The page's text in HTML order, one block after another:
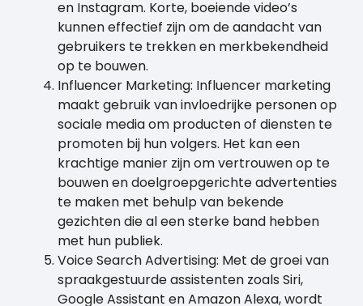
en Instagram. Korte, boeiende video’s
kunnen effectief zijn om de aandacht van
gebruikers te trekken en merkbekendheid
op te bouwen.
Influencer Marketing: Influencer marketing
maakt gebruik van invloedrijke personen op
sociale media om producten of diensten te
promoten bij hun volgers. Het kan een
krachtige manier zijn om vertrouwen op te
bouwen en doelgroepgerichte advertenties
te maken met behulp van bekende
gezichten die al een sterke band hebben
met hun publiek.
Voice Search Advertising: Met de groei van
spraakgestuurde assistenten zoals Siri,
Google Assistant en Amazon Alexa, wordt